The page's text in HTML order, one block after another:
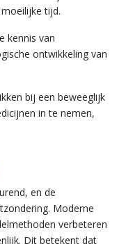
tijd.
kennis van
ontwikkeling van
bij een beweeglijk
in te nemen,
en de
Moderne
verbeteren
Dit betekent dat